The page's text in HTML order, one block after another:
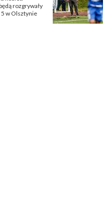
rozgrywały
w Olsztynie